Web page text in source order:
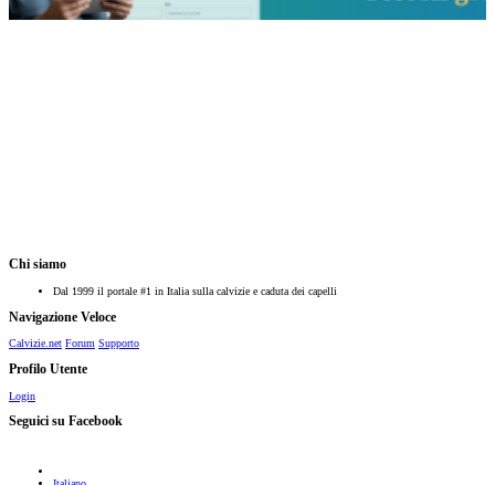
Chi siamo
Dal 1999 il portale #1 in Italia sulla calvizie e caduta dei capelli
Navigazione Veloce
Calvizie.net Forum Supporto
Profilo Utente
Login
Seguici su Facebook